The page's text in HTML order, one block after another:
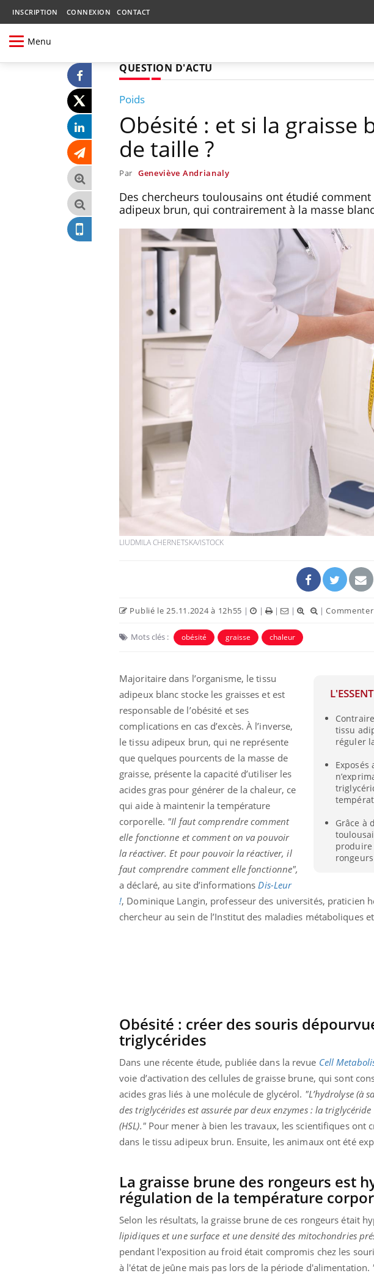
INSCRIPTION CONNEXION CONTACT
Menu
QUESTION D'ACTU
Poids
Obésité : et si la graisse
de taille ?
Par Geneviève Andrianaly
Des chercheurs toulousains ont étudié
adipeux brun, qui contrairement à la masse
LIUDMILA CHERNETSKA/ISTOCK
Publié le 25.11.2024 à 12h55 | | | | |
Mots clés : obésité graisse chaleur
tissu
réguler
Grâce à
produire
Majoritaire dans l’organisme, le tissu
adipeux blanc stocke les graisses et est
responsable de l’obésité et ses
complications en cas d’excès. À l’inverse,
le tissu adipeux brun, qui ne représente
que quelques pourcents de la masse de
graisse, présente la capacité d’utiliser les
acides gras pour générer de la chaleur, ce
qui aide à maintenir la température
corporelle. "Il faut comprendre comment
elle fonctionne et comment on va pouvoir
la réactiver. Et pour pouvoir la réactiver, il
faut comprendre comment elle fonctionne",
a déclaré, au site d’informations Dis-Leur
!, Dominique Langin, professeur des universités, praticien
chercheur au sein de l’Institut des maladies métaboliques
Obésité : créer des souris
triglycérides
Dans une récente étude, publiée dans la revue Cell
voie d’activation des cellules de graisse brune, qui sont
acides gras liés à une molécule de glycérol. "L’hydrolyse (à
des triglycérides est assurée par deux enzymes : la
(HSL)."Pour mener à bien les travaux, les scientifiques ont
dans le tissu adipeux brun. Ensuite, les animaux ont été
La graisse brune des rongeurs est
régulation de la température
Selon les résultats, la graisse brune de ces rongeurs était
lipidiques et une surface et une densité des mitochondries
pendant l'exposition au froid était compromis chez les
à l'état de jeûne mais pas lors de la période d'alimentation.
Fatigue en vacances :
normal ou signe d’une
maladie ?
Et si les caries pouvaient
bientôt disparaître sans
plombage ?
Éclipse solaire du 12 août
: “Des verres adaptés,
c'est indispensable pour
la santé des yeux”
Les
Mon
sensible
très
Bébés,
quelle
vacances ?